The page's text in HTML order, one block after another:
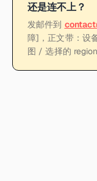
还是连不上？
发邮件到
障]，正文带：设
图 / 选择的